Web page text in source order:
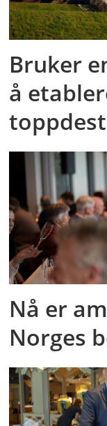
Bruker
å
Nå er
Norges